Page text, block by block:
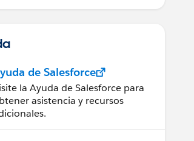
de Salesforce
la Ayuda de Salesforce para
asistencia y recursos